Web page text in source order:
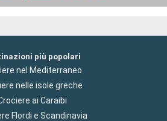
più popolari
nel Mediterraneo
nelle isole greche
ai Caraibi
Flordi e Scandinavia